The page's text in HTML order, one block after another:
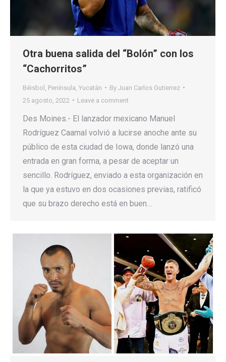
Otra buena salida del “Bolón” con los
“Cachorritos”
Béisbol Península Yucatán By Juan Carlos Gutierrez
25 agosto, 2022
Leave a comment
Des Moines.- El lanzador mexicano Manuel
Rodríguez Caamal volvió a lucirse anoche ante su
público de esta ciudad de Iowa, donde lanzó una
entrada en gran forma, a pesar de aceptar un
sencillo. Rodríguez, enviado a esta organización en
la que ya estuvo en dos ocasiones previas, ratificó
que su brazo derecho está en buen…